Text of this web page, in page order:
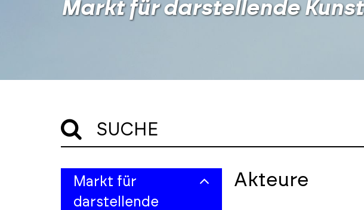
Markt für darstellende Kunst
SUCHE
Skip
to
main
Skip
to
results
Markt für
darstellende
Akteure